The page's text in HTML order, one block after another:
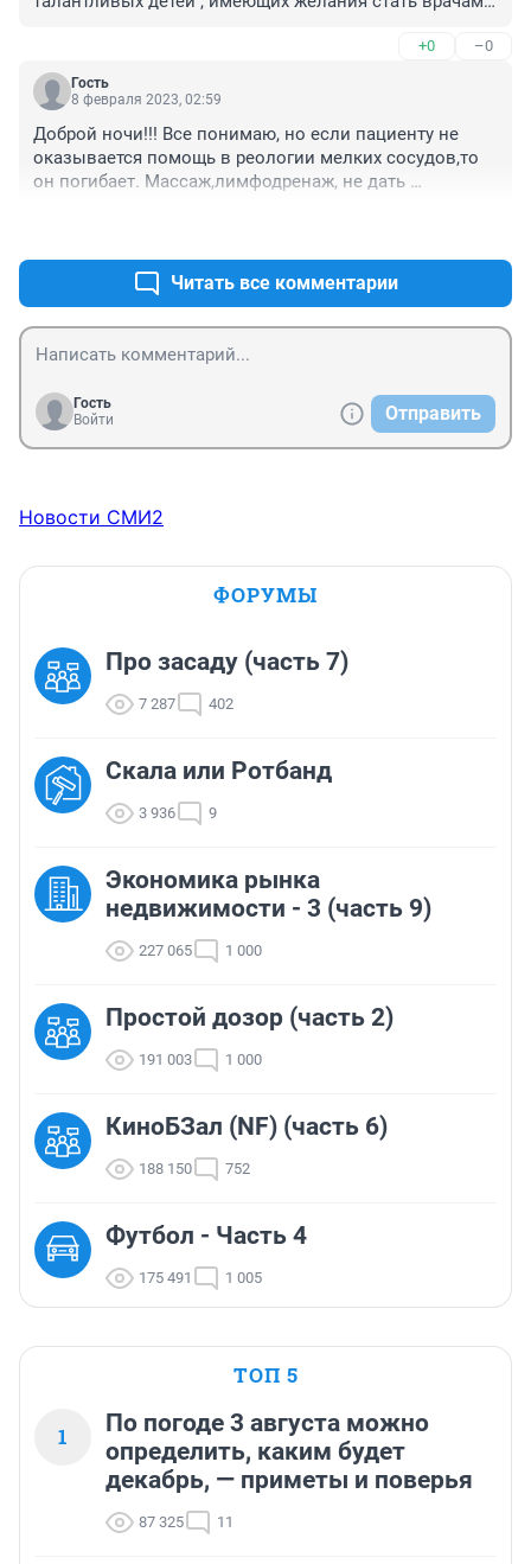
доигрались ,молодому человеку отняли стопы !!!!!!!
Где вас учили????? Швили, дзе,ян.гоев???!!??
+0 –0
Гость
8 февраля 2023, 02:59
Доброй ночи!!! Все понимаю, но если пациенту не
оказывается помощь в реологии мелких сосудов,то
он погибает. Массаж,лимфодренаж, не дать
Читать все комментарии
Гость
Войти
Отправить
Новости СМИ2
ФОРУМЫ
Про засаду (часть 7)
7 287 402
Скала или Ротбанд
3 936 9
Экономика рынка
недвижимости - 3 (часть 9)
227 065 1 000
Простой дозор (часть 2)
191 003 1 000
КиноБЗал (NF) (часть 6)
188 150 752
Футбол - Часть 4
175 491 1 005
ТОП 5
1
По погоде 3 августа можно
определить, каким будет
декабрь, — приметы и поверья
87 325 11